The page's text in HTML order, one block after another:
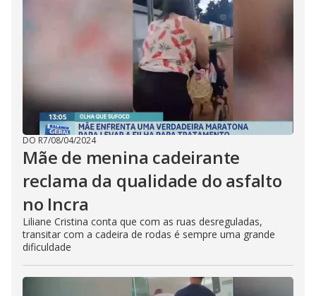
DO R7/08/04/2024
Mãe de menina cadeirante
reclama da qualidade do asfalto
no Incra
Liliane Cristina conta que com as ruas desreguladas,
transitar com a cadeira de rodas é sempre uma grande
dificuldade